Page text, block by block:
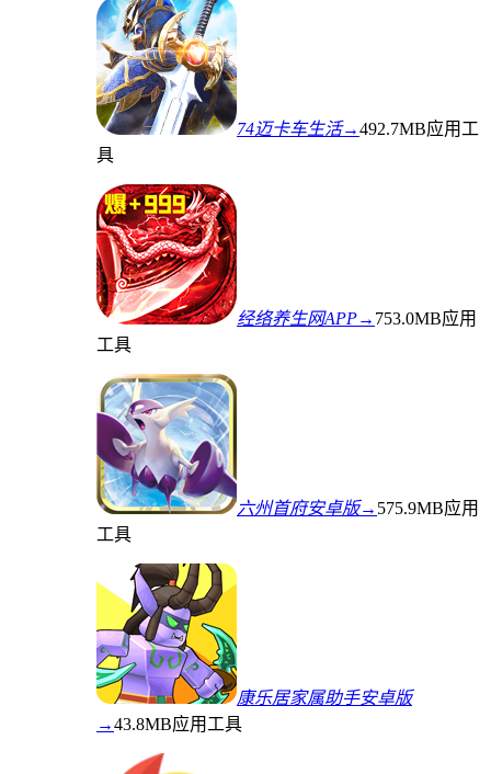
74迈卡车生活→492.7MB应用工
具
经络养生网APP→ 753.0MB应用
工具
六州首府安卓版→ 575.9MB应用
工具
康乐居家属助手安卓版
→43.8MB应用工具